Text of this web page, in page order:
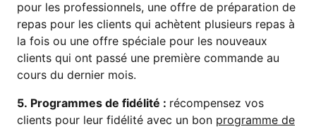
pour les professionnels, une offre de préparation de
repas pour les clients qui achètent plusieurs repas à
la fois ou une offre spéciale pour les nouveaux
clients qui ont passé une première commande au
cours du dernier mois.
5. Programmes de fidélité : récompensez vos
clients pour leur fidélité avec un bon programme de